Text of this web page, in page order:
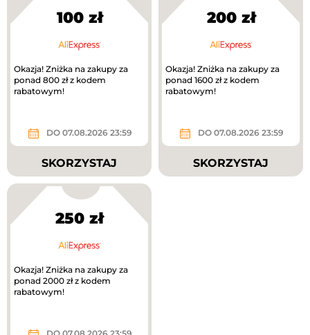
100 zł
Okazja! Zniżka na zakupy za
ponad 800 zł z kodem
rabatowym!
DO 07.08.2026 23:59
SKORZYSTAJ
200 zł
Okazja! Zniżka na zakupy za
ponad 1600 zł z kodem
rabatowym!
DO 07.08.2026 23:59
SKORZYSTAJ
250 zł
Okazja! Zniżka na zakupy za
ponad 2000 zł z kodem
rabatowym!